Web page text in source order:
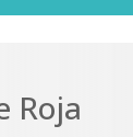
Roja